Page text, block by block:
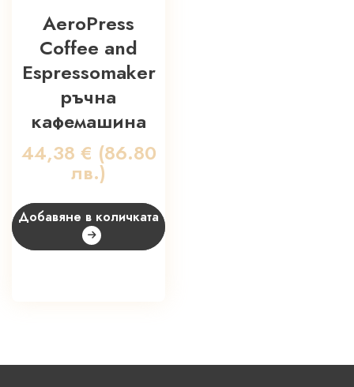
AeroPress
Coffee and
Espressomaker
ръчна
кафемашина
44,38 € (86.80
лв.)
Добавяне в количката